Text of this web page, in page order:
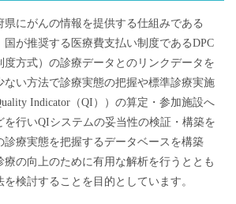
にがんの情報を提供する仕組みである
国が推奨する医療費支払い制度であるDPC
度方式）の診療データとのリンクデータを
ない方法で診療実態の把握や標準診療実施
Indicator（QI））の算定・参加施設へ
を行いQIシステムの妥当性の検証・構築を
診療実態を把握するデータベースを構築
療の向上のために有用な解析を行うととも
検討することを目的としています。